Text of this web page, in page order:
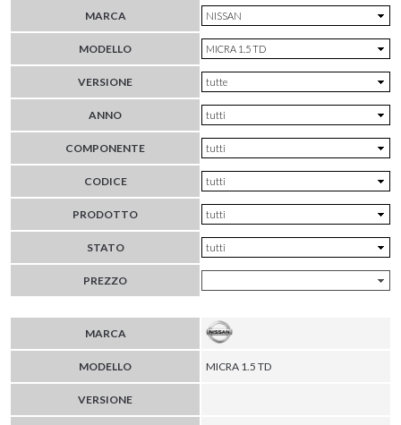
MARCA
MODELLO
VERSIONE
ANNO
COMPONENTE
CODICE
PRODOTTO
STATO
PREZZO
MARCA
MODELLO MICRA 1.5 TD
VERSIONE